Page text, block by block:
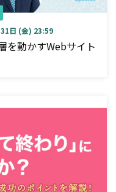
日 (金) 23:59
を動かすWebサイト